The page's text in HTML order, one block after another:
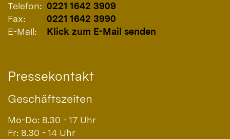
Telefon: 0221 1642 3909
Fax:
0221 1642 3990
E-Mail:
Klick zum E-Mail senden
Pressekontakt
Geschäftszeiten
Mo-Do: 8.30 - 17 Uhr
Fr: 8.30 - 14 Uhr